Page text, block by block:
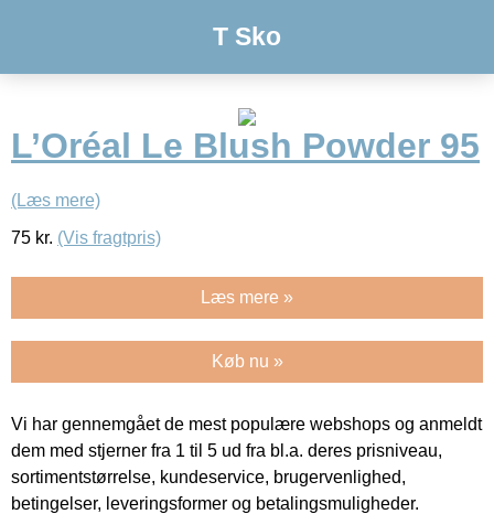
T Sko
L’Oréal Le Blush Powder 95
(Læs mere)
75 kr. (Vis fragtpris)
Læs mere »
Køb nu »
Vi har gennemgået de mest populære webshops og anmeldt
dem med stjerner fra 1 til 5 ud fra bl.a. deres prisniveau,
sortimentstørrelse, kundeservice, brugervenlighed,
betingelser, leveringsformer og betalingsmuligheder.